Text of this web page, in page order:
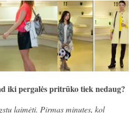
iki pergalės pritrūko tiek nedaug?
laimėti. Pirmas minutes, kol